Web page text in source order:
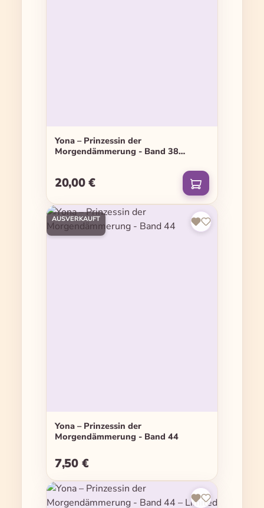
Yona – Prinzessin der
Morgendämmerung - Band 38
Regulärer Preis:
20,00 €
AUSVERKAUFT
Yona – Prinzessin der
Morgendämmerung - Band 44
Regulärer Preis:
7,50 €